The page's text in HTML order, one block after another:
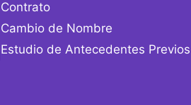
Contrato
Cambio de Nombre
Estudio de Antecedentes Previos